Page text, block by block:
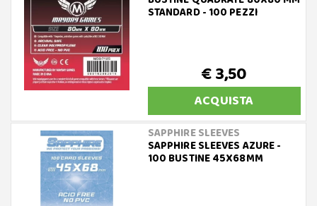
STANDARD - 100 PEZZI
€ 3,50
ACQUISTA
SAPPHIRE SLEEVES
SAPPHIRE SLEEVES AZURE -
100 BUSTINE 45X68MM